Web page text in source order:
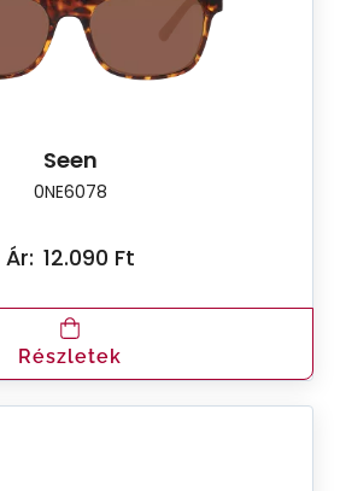
Seen
0NE6078
Ár: 12.090 Ft
Részletek